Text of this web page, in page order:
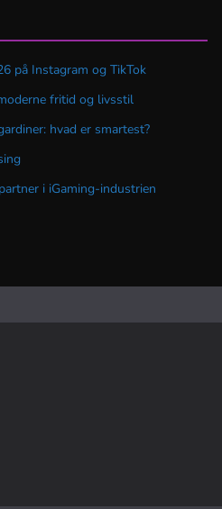
på Instagram og TikTok
fritid og livsstil
hvad er smartest?
i iGaming-industrien